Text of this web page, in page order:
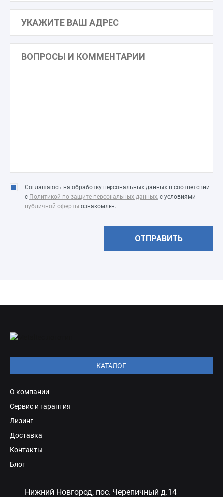
Соглашаюсь на обработку персональных данных в соответсвии
с Политикой по защите персональных данных, с условиями
публичной офертыознакомлен.
Нижний Новгород, пос. Черепичный д.14
О компании
Сервис и гарантия
Лизинг
Доставка
Контакты
Блог
КАТАЛОГ